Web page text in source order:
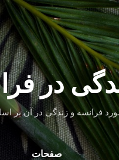
رد شدن به محتوای اصلی
در
فرانسه و زندگی در آن
صفحات